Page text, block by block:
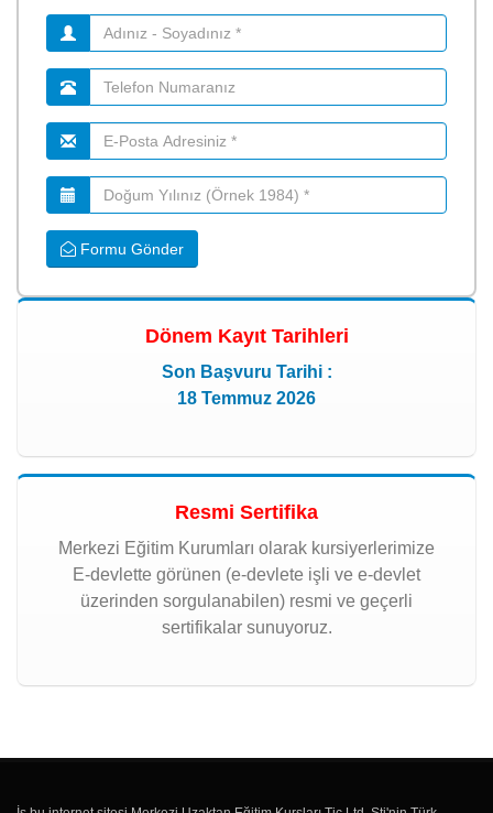
Formu Gönder
Dönem Kayıt Tarihleri
Son Başvuru Tarihi :
18 Temmuz 2026
Resmi Sertifika
Merkezi Eğitim Kurumları olarak kursiyerlerimize
E-devlette görünen (e-devlete işli ve e-devlet
üzerinden sorgulanabilen) resmi ve geçerli
sertifikalar sunuyoruz.